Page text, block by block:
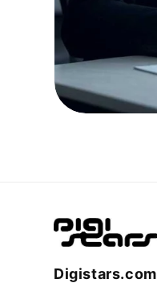
Digistars.com